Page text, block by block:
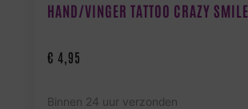
HAND/VINGER TATTOO CRAZY SMILE
€ 4,95
Binnen 24 uur verzonden